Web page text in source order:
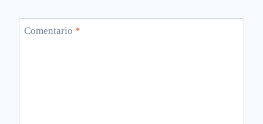
Comentario *